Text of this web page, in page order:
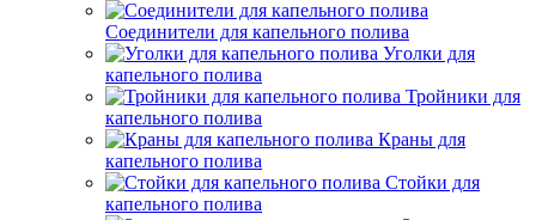
Соединители для капельного полива
Уголки для
капельного полива
Тройники для
капельного полива
Краны для
капельного полива
Стойки для
капельного полива